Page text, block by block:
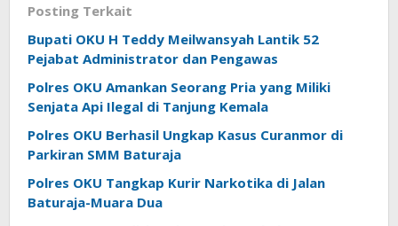
Posting Terkait
Bupati OKU H Teddy Meilwansyah Lantik 52
Pejabat Administrator dan Pengawas
Polres OKU Amankan Seorang Pria yang Miliki
Senjata Api Ilegal di Tanjung Kemala
Polres OKU Berhasil Ungkap Kasus Curanmor di
Parkiran SMM Baturaja
Polres OKU Tangkap Kurir Narkotika di Jalan
Baturaja-Muara Dua